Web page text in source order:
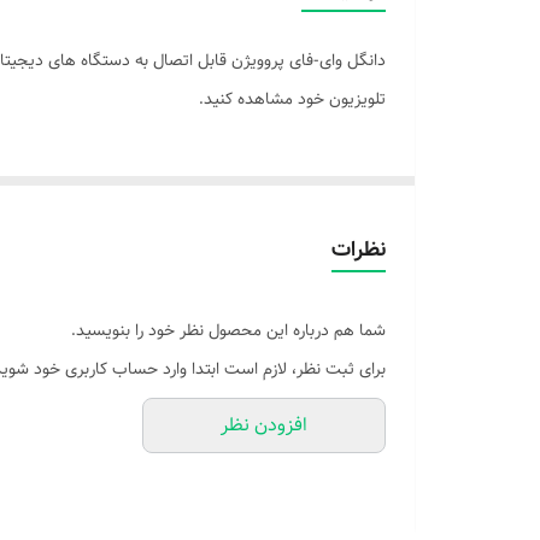
تلویزیون خود مشاهده کنید.
نظرات
شما هم درباره این محصول نظر خود را بنویسید.
برای ثبت نظر، لازم است ابتدا وارد حساب کاربری خود
افزودن نظر